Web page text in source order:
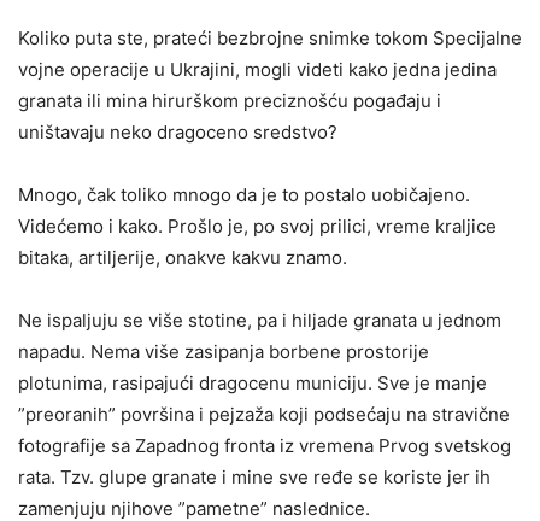
Koliko puta ste, prateći bezbrojne snimke tokom Specijalne
vojne operacije u Ukrajini, mogli videti kako jedna jedina
granata ili mina hirurškom preciznošću pogađaju i
uništavaju neko dragoceno sredstvo?
Mnogo, čak toliko mnogo da je to postalo uobičajeno.
Videćemo i kako. Prošlo je, po svoj prilici, vreme kraljice
bitaka, artiljerije, onakve kakvu znamo.
Ne ispaljuju se više stotine, pa i hiljade granata u jednom
napadu. Nema više zasipanja borbene prostorije
plotunima, rasipajući dragocenu municiju. Sve je manje
”preoranih” površina i pejzaža koji podsećaju na stravične
fotografije sa Zapadnog fronta iz vremena Prvog svetskog
rata. Tzv. glupe granate i mine sve ređe se koriste jer ih
zamenjuju njihove ”pametne” naslednice.